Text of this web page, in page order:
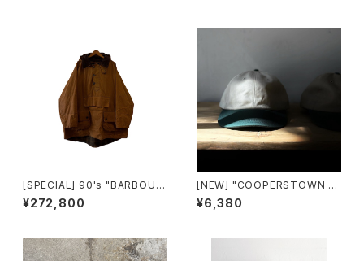
[SPECIAL] 90's "BARBOUR
/ LONGSHOREMAN" SMOC
K made in ENGLAND
¥272,800
[NEW] "COOPERSTOWN B
ALL CAP" 2-tone TWILL C
AP made in USA
¥6,380